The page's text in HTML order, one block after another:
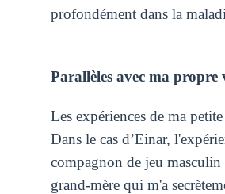
profondément dans la
Parallèles avec ma propre
Les expériences de ma
Dans le cas d’Einar,
compagnon de jeu
grand-mère qui m'a